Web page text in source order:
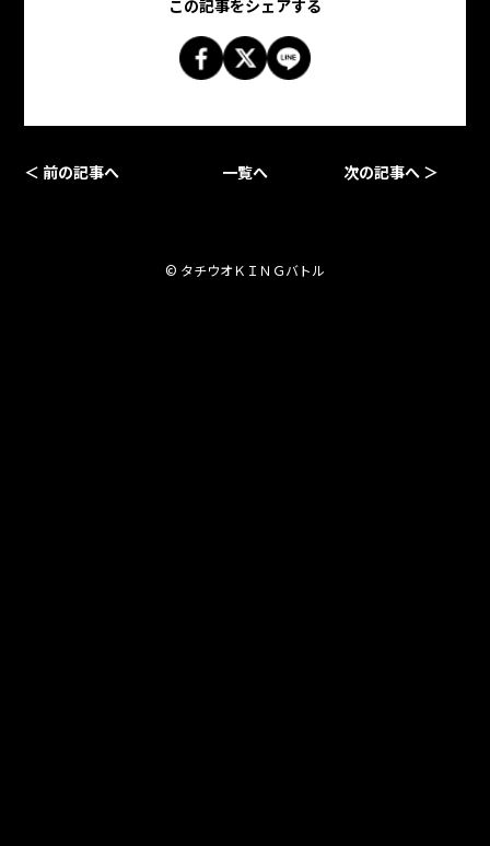
この記事をシェアする
＜ 前の記事へ 一覧へ 次の記事へ ＞
© タチウオＫＩＮＧバトル